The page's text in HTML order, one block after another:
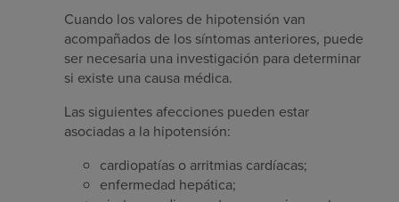
Cuando los valores de hipotensión van
acompañados de los síntomas anteriores, puede
ser necesaria una investigación para determinar
si existe una causa médica.
Las siguientes afecciones pueden estar
asociadas a la hipotensión:
cardiopatías o arritmias cardíacas;
enfermedad hepática;